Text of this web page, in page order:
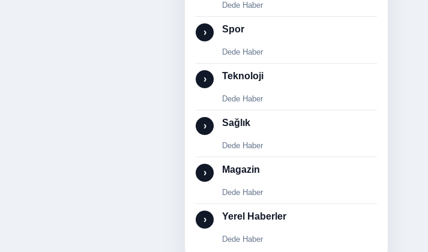
Dede Haber
› Spor
Dede Haber
› Teknoloji
Dede Haber
› Sağlık
Dede Haber
› Magazin
Dede Haber
› Yerel Haberler
Dede Haber